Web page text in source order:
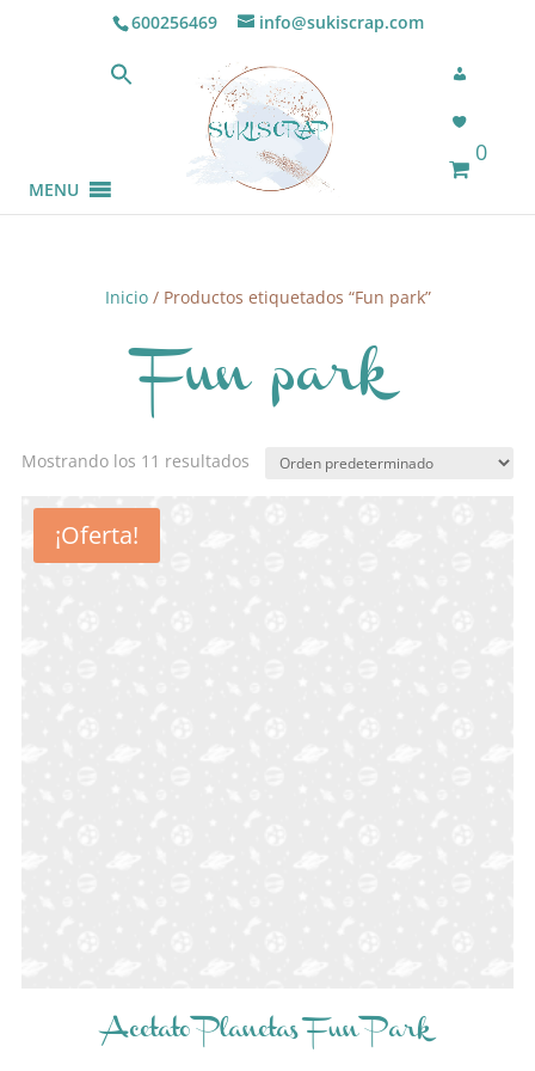
600256469 info@sukiscrap.com
0
MENU
Inicio/ Productos etiquetados “Fun park”
Fun park
Mostrando los 11 resultados
¡Oferta!
Acetato Planetas Fun Park